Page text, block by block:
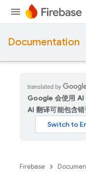
Documentation
Google 会使用 AI
AI 翻译可能包含错
Firebase